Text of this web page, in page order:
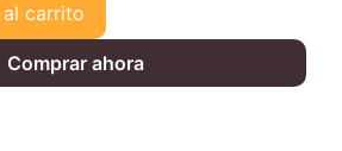
carrito
Comprar ahora